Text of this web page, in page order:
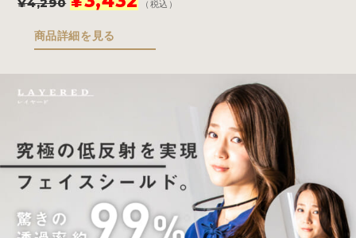
¥4,290
の
価
格
¥4,290
た。
在
価
す。
（税込）
商品詳細を見る